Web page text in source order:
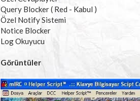
Query Blocker ( Red - Kabul )
Özel Notify Sistemi
Notice Blocker
Log Okuyucu
Görüntüler